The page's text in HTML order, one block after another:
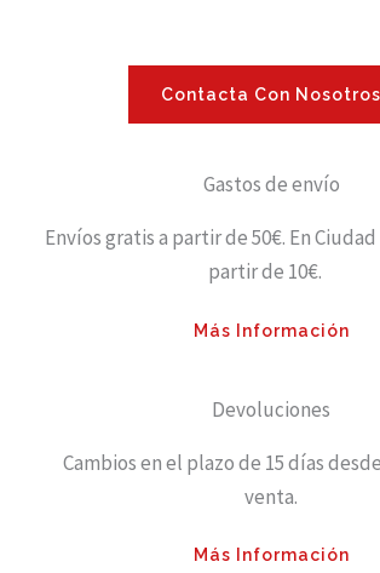
Contacta Con Nosotros
Gastos de envío
Envíos gratis a partir de 50€. En
partir de 10€.
Más Información
Devoluciones
Cambios en el plazo de 15 días
venta.
Más Información